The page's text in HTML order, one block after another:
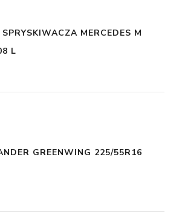
MERCEDES M
L
GREENWING 225/55R16